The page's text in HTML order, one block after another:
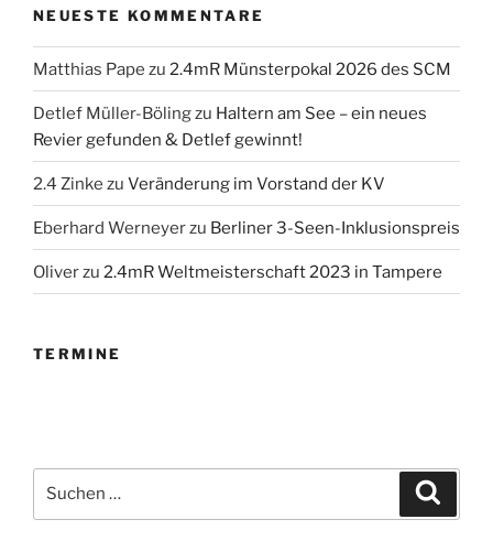
NEUESTE KOMMENTARE
Matthias Pape zu 2.4mR Münsterpokal 2026 des SCM
Detlef Müller-Bölingzu Haltern am See – ein neues
Revier gefunden & Detlef gewinnt!
2.4 Zinke zu Veränderung im Vorstand der KV
Eberhard Werneyerzu Berliner 3-Seen-Inklusionspreis
Oliverzu 2.4mR Weltmeisterschaft 2023 in Tampere
TERMINE
nach: